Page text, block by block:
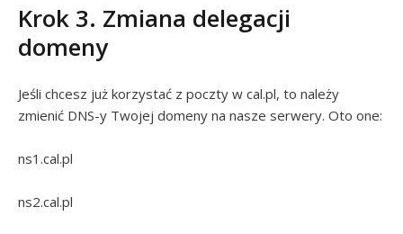
Krok 3. Zmiana delegacji
domeny
Jeśli chcesz już korzystać z poczty w cal.pl, to należy
zmienić DNS-y Twojej domeny na nasze serwery. Oto one:
ns1.cal.pl
ns2.cal.pl